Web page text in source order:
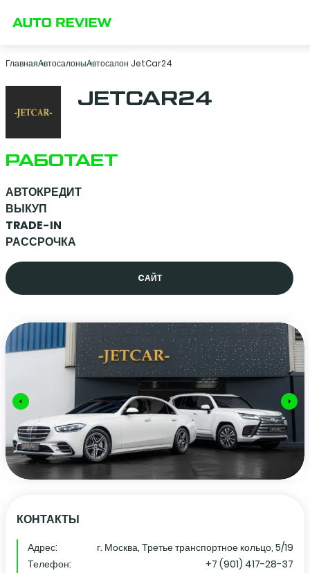
ГлавнаяАвтосалоныАвтосалон JetCar24
JETCAR24
РАБОТАЕТ
АВТОКРЕДИТ
ВЫКУП
TRADE-IN
РАССРОЧКА
CАЙТ
КОНТАКТЫ
Адрес:
г. Москва, Третье транспортное кольцо, 5/19
Телефон:
+7 (901) 417-28-37